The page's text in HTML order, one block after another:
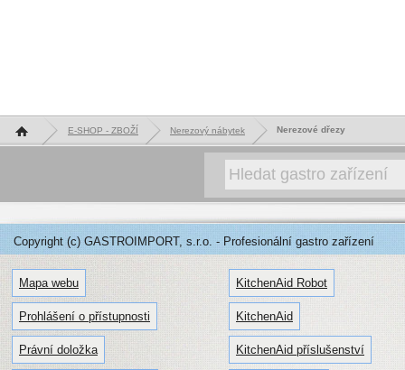
Hlavní stránka E-SHOP - ZBOŽÍ Nerezový nábytek Nerezové dřezy
Copyright (c) GASTROIMPORT, s.r.o. - Profesionální gastro zařízení
Mapa webu
Prohlášení o přístupnosti
Právní doložka
KitchenAid Robot
KitchenAid
KitchenAid příslušenství